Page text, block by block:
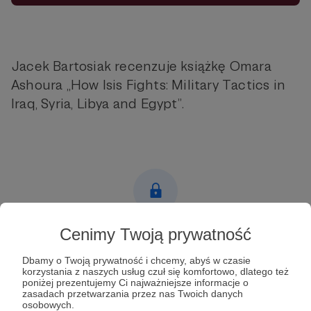
Cenimy Twoją prywatność
Dbamy o Twoją prywatność i chcemy, abyś w czasie
korzystania z naszych usług czuł się komfortowo, dlatego też
poniżej prezentujemy Ci najważniejsze informacje o
zasadach przetwarzania przez nas Twoich danych
osobowych.
Jacek Bartosiak recenzuje książkę Omara
Ashoura „How Isis Fights: Military Tactics in
Iraq, Syria, Libya and Egypt”.
Post dostępny tylko dla Patronów
Aby zobaczyć ten materiał musisz być zalogowany
Zostań Patronem